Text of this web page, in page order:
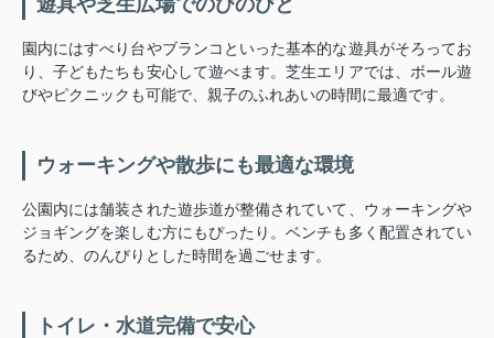
園内にはすべり台やブランコといった基本的な遊具がそろってお
り、子どもたちも安心して遊べます。芝生エリアでは、ボール遊
びやピクニックも可能で、親子のふれあいの時間に最適です。
ウォーキングや散歩にも最適な環境
公園内には舗装された遊歩道が整備されていて、ウォーキングや
ジョギングを楽しむ方にもぴったり。ベンチも多く配置されてい
るため、のんびりとした時間を過ごせます。
トイレ・水道完備で安心